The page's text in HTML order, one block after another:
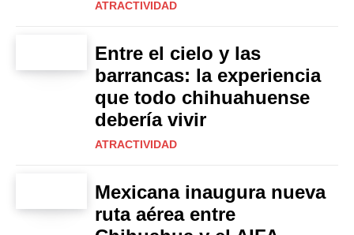
ATRACTIVIDAD
Entre el cielo y las
barrancas: la experiencia
que todo chihuahuense
debería vivir
ATRACTIVIDAD
Mexicana inaugura nueva
ruta aérea entre